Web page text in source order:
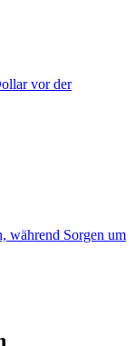
vor der
während Sorgen um